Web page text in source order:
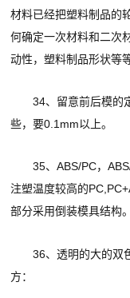
材料已经把塑料制品的
何确定一次材料和二次
动性，塑料制品形状等等
34、留意前后模的
些，要0.1mm以上。
35、ABS/PC，
注塑温度较高的
部分采用倒装模具结构。
36、透明的大的双
方：